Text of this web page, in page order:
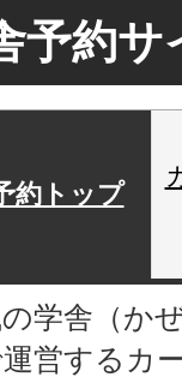
予約サ
約トップ
の学舎（か
営するカ